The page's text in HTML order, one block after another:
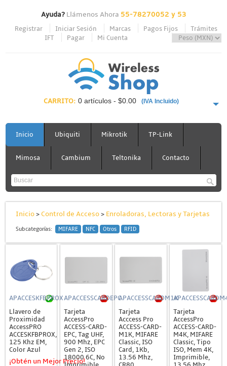
Ayuda?Llámenos Ahora 55-78270052 y 53
Registrar Iniciar Sesión Marcas Pagos Fijos
Trámites
IFT
Pagar Mi Cuenta
CARRITO: 0 artículos - $0.00 (IVA Incluido)
PAGAR AHORA
Inicio Ubiquiti Mikrotik TP-Link
Mimosa Cambium Teltonika Contacto
Inicio>Control de Acceso> Enroladoras, Lectoras y Tarjetas
Subcategorías: MIFARE NFC Otros RFID
APACCESKFBPROX
Llavero de
Proximidad
AccessPRO
ACCESKFBPROX,
125 Khz EM,
Color Azul
¡Obtén un Mejor Precio!
APACCESSCARDEPC
Tarjeta
AccessPro
ACCESS-CARD-
EPC, Tag UHF,
900 Mhz, EPC
Gen 2, ISO
18000 6C, No
APACCESSCARDM1K
Tarjeta
Acccess Pro
ACCESS-CARD-
M1K, MIFARE
Classic, ISO
Card, 1Kb,
13.56 Mhz,
Tarjeta
AccessPro
ACCESS-CARD-
M4K, MIFARE
Classic, Tipo
ISO, Mem 4K,
Imprimible,